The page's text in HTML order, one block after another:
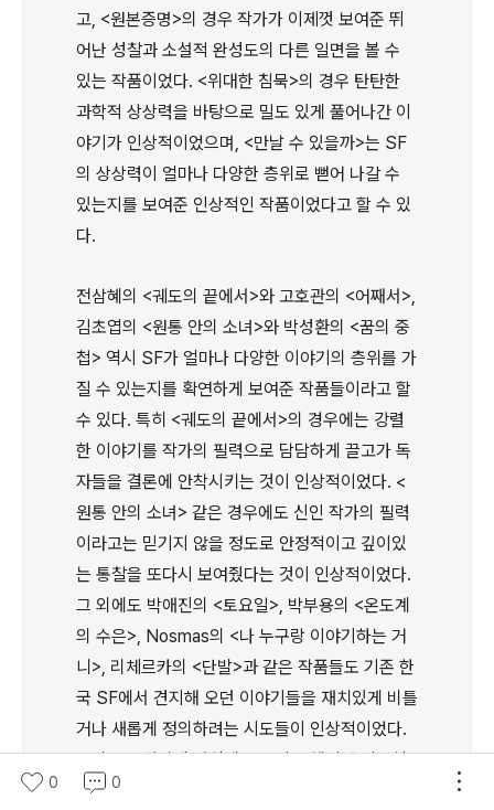
고, <원본증명>의 경우 작가가 이제껏 보여준 뛰
어난 성찰과 소설적 완성도의 다른 일면을 볼 수
있는 작품이었다. <위대한 침묵>의 경우 탄탄한
과학적 상상력을 바탕으로 밀도 있게 풀어나간 이
야기가 인상적이었으며, <만날 수 있을까>는 SF
의 상상력이 얼마나 다양한 층위로 뻗어 나갈 수
있는지를 보여준 인상적인 작품이었다고 할 수 있
다.
전삼혜의 <궤도의 끝에서>와 고호관의 <어째서>,
김초엽의 <원통 안의 소녀>와 박성환의 <꿈의 중
첩> 역시 SF가 얼마나 다양한 이야기의 층위를 가
질 수 있는지를 확연하게 보여준 작품들이라고 할
수 있다. 특히 <궤도의 끝에서>의 경우에는 강렬
한 이야기를 작가의 필력으로 담담하게 끌고가 독
자들을 결론에 안착시키는 것이 인상적이었다. <
원통 안의 소녀> 같은 경우에도 신인 작가의 필력
이라고는 믿기지 않을 정도로 안정적이고 깊이있
는 통찰을 또다시 보여줬다는 것이 인상적이었다.
그 외에도 박애진의 <토요일>, 박부용의 <온도계
의 수은>, Nosmas의 <나 누구랑 이야기하는 거
니>, 리체르카의 <단발>과 같은 작품들도 기존 한
국 SF에서 견지해 오던 이야기들을 재치있게 비틀
거나 새롭게 정의하려는 시도들이 인상적이었다.
그리고 본심작에 아쉽게 오르지 못했지만 김동식
작가가 보여준 다채롭고 새로운 상상력의 영역들
0 0